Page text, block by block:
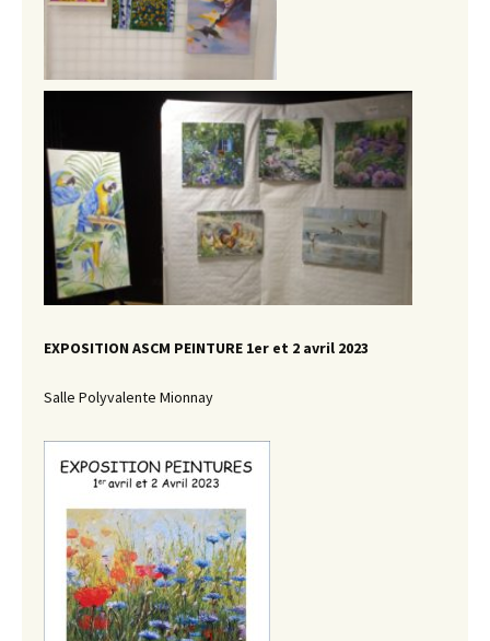
EXPOSITION ASCM PEINTURE 1er et 2 avril 2023
Salle Polyvalente Mionnay